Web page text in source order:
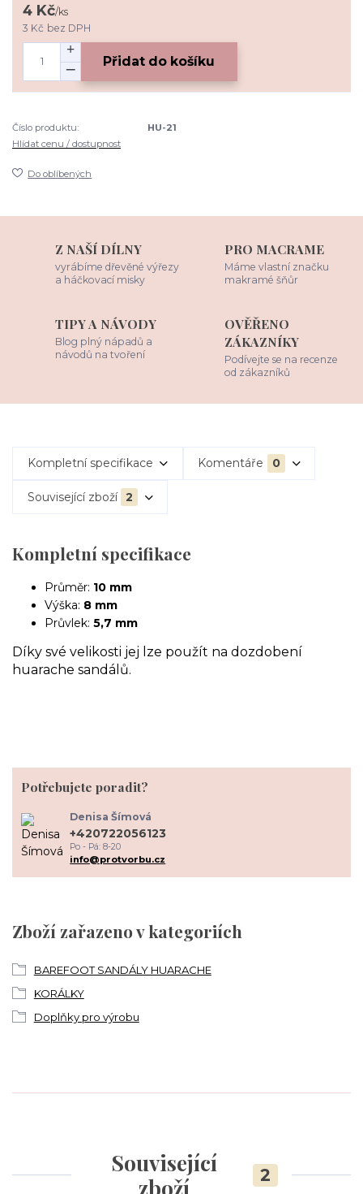
4 Kč/ks
3 Kč bez DPH
Přidat do košíku
Číslo produktu:
HU-21
Hlídat cenu / dostupnost
Do oblíbených
Z NAŠÍ DÍLNY
vyrábíme dřevěné výřezy
a háčkovací misky
PRO MACRAME
Máme vlastní značku
makramé šňůr
TIPY A NÁVODY
Blog plný nápadů a
návodů na tvoření
OVĚŘENO
ZÁKAZNÍKY
Podívejte se na recenze
od zákazníků
Kompletní specifikace Komentáře 0
Související zboží 2
Kompletní specifikace
Průměr: 10 mm
Výška: 8 mm
Průvlek: 5,7 mm
Díky své velikosti jej lze použít na dozdobení
huarache sandálů.
Zboží zařazeno v kategoriích
BAREFOOT SANDÁLY HUARACHE
KORÁLKY
Doplňky pro výrobu
Potřebujete poradit?
Denisa Šímová
+420722056123
Po - Pá: 8-20
info@protvorbu.cz
Související
zboží
2